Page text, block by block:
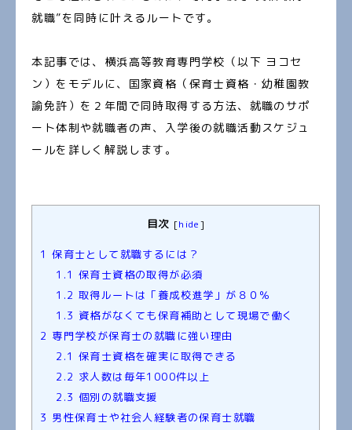
就職”を同時に叶えるルートです。
本記事では、横浜高等教育専門学校（以下 ヨコセ
ン）をモデルに、国家資格（保育士資格・幼稚園教
諭免許）を２年間で同時取得する方法、就職のサポ
ート体制や就職者の声、入学後の就職活動スケジュ
ールを詳しく解説します。
目次 [hide]
1 保育士として就職するには？
1.1 保育士資格の取得が必須
1.2 取得ルートは「養成校進学」が８０％
1.3 資格がなくても保育補助として現場で働く
2 専門学校が保育士の就職に強い理由
2.1 保育士資格を確実に取得できる
2.2 求人数は毎年1000件以上
2.3 個別の就職支援
3 男性保育士や社会人経験者の保育士就職